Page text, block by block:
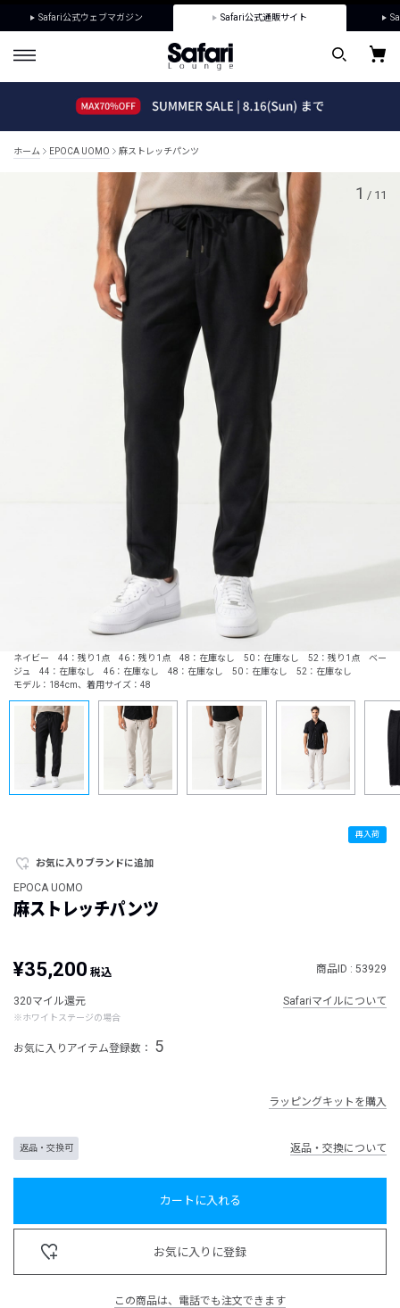
Safari公式ウェブマガジン Safari公式通販サイト
ホーム EPOCA UOMO 麻ストレッチパンツ
ネイビー 44：残り1点 46：残り1点 48：在庫なし 50：在庫なし 52：残り1点 ベー
ジュ 44：在庫なし 46：在庫なし 48：在庫なし 50：在庫なし 52：在庫なし
モデル：184cm、着用サイズ：48
1 / 11
再入荷
お気に入りブランドに追加
EPOCA UOMO
麻ストレッチパンツ
¥35,200 税込 商品ID : 53929
320マイル還元
※ホワイトステージの場合
Safariマイルについて
お気に入りアイテム登録数： 5
ラッピングキットを購入
返品・交換可 返品・交換について
カートに入れる
お気に入りに登録
この商品は、電話でも注文できます